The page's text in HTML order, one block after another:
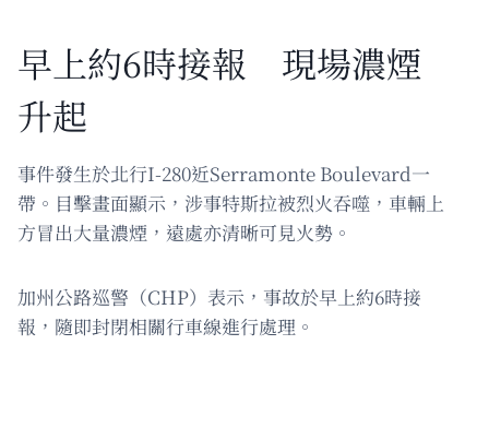
早上約6時接報 現場濃煙
升起
事件發生於北行I-280近Serramonte Boulevard一
帶。目擊畫面顯示，涉事特斯拉被烈火吞噬，車輛上
方冒出大量濃煙，遠處亦清晰可見火勢。
加州公路巡警（CHP）表示，事故於早上約6時接
報，隨即封閉相關行車線進行處理。